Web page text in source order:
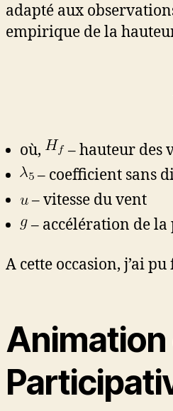
adapté aux
empirique de la
où,
– hauteur des
– coefficient sans
– vitesse du vent
– accélération de la
A cette occasion, j’ai